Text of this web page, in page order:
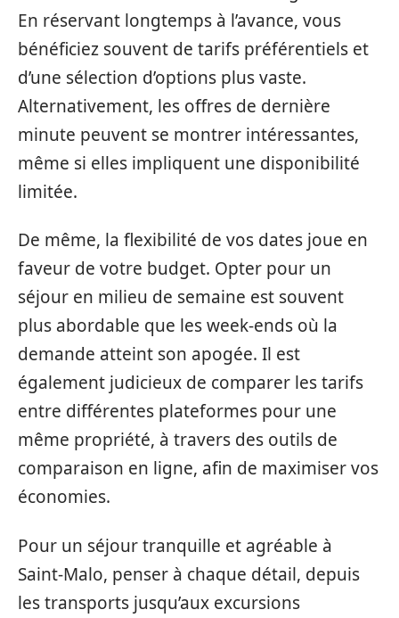
En réservant longtemps à l’avance, vous
bénéficiez souvent de tarifs préférentiels et
d’une sélection d’options plus vaste.
Alternativement, les offres de dernière
minute peuvent se montrer intéressantes,
même si elles impliquent une disponibilité
limitée.
De même, la flexibilité de vos dates joue en
faveur de votre budget. Opter pour un
séjour en milieu de semaine est souvent
plus abordable que les week-ends où la
demande atteint son apogée. Il est
également judicieux de comparer les tarifs
entre différentes plateformes pour une
même propriété, à travers des outils de
comparaison en ligne, afin de maximiser vos
économies.
Pour un séjour tranquille et agréable à
Saint-Malo, penser à chaque détail, depuis
les transports jusqu’aux excursions